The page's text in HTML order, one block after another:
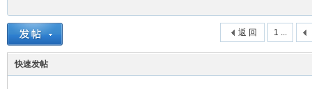
1 ...
返 回
快速发帖